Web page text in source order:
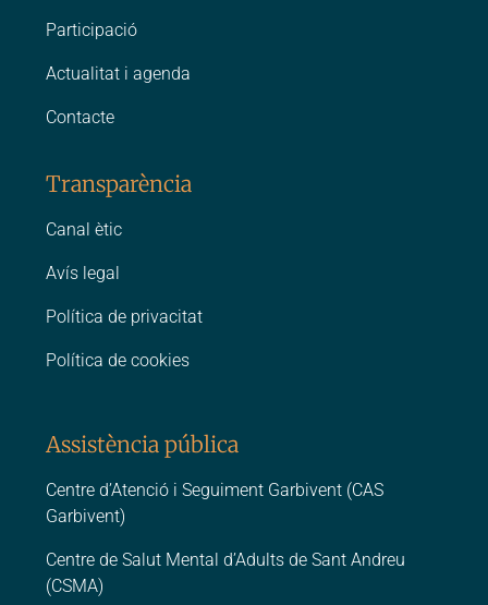
Participació
Actualitat i agenda
Contacte
Transparència
Canal ètic
Avís legal
Política de privacitat
Política de cookies
Assistència pública
Centre d’Atenció i Seguiment Garbivent (CAS
Garbivent)
Centre de Salut Mental d’Adults de Sant Andreu
(CSMA)